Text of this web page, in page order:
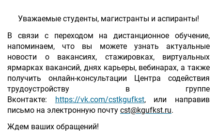
Уважаемые студенты, магистранты и аспиранты!
В связи с переходом на дистанционное обучение,
напоминаем, что вы можете узнать актуальные
новости о вакансиях, стажировках, виртуальных
ярмарках вакансий, днях карьеры, вебинарах, а также
получить онлайн-консультации Центра содействия
трудоустройству в группе
Вконтакте: https://vk.com/cstkgufkst,или направив
письмо на электронную почту cst@kgufkst.ru.
Ждем ваших обращений!